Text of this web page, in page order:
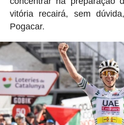
vitória recairá, sem
Pogacar.